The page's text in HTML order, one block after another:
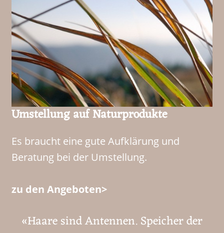
Umstellung auf Naturprodukte
Es braucht eine gute Aufklärung und
Beratung bei der Umstellung.
zu den Angeboten>
«Haare sind Antennen. Speicher der